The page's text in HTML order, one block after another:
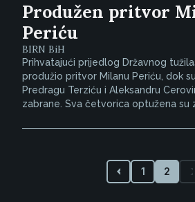
Produžen pritvor
Periću
BIRN BiH
Prihvatajući prijedlog Državnog
produžio pritvor Milanu Periću, dok
Predragu Terziću i Aleksandru
zabrane. Sva četvorica optužena su
1 2